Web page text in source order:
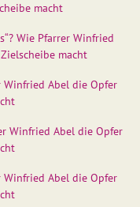
macht
Wie Pfarrer Winfried
macht
Winfried Abel die Opfer
Winfried Abel die Opfer
Winfried Abel die Opfer